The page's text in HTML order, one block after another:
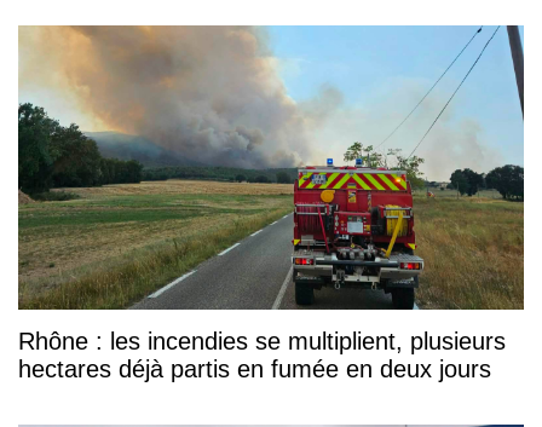
Rhône : les incendies se multiplient, plusieurs
hectares déjà partis en fumée en deux jours